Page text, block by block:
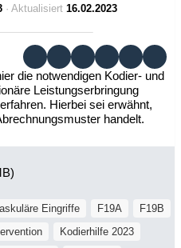
· Aktualisiert 16.02.2023
die notwendigen Kodier- und
Leistungserbringung
Hierbei sei erwähnt,
handelt.
Eingriffe F19A
F19B
Kodierhilfe 2023